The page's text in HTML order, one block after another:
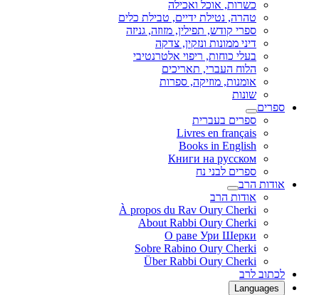
כשרות, אוכל ואכילה
טהרה, נטילת ידיים, טבילת כלים
ספרי קודש, תפילין, מזוזה, גניזה
דיני ממונות ונזקין, צדקה
בעלי כוחות, ריפוי אלטרנטיבי
הלוח העברי, תאריכים
אומנות, מוזיקה, ספרות
שונות
ספרים
ספרים בעברית
Livres en français
Books in English
Книги на русском
ספרים לבני נח
אודות הרב
אודות הרב
À propos du Rav Oury Cherki
About Rabbi Oury Cherki
О раве Ури Шерки
Sobre Rabino Oury Cherki
Über Rabbi Oury Cherki
לכתוב לרב
Languages